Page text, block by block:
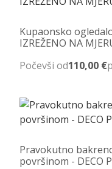
Kupaonsko
IZREŽENO NA
Počevši od110,00 €
Pravokutno
površinom - DECO